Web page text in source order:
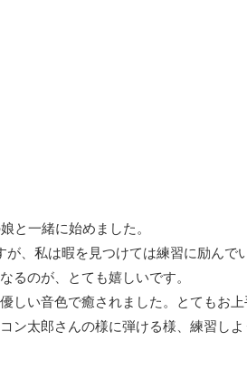
と一緒に始めました。
、私は暇を見つけては練習に励んで
るのが、とても嬉しいです。
しい音色で癒されました。とてもお上
ン太郎さんの様に弾ける様、練習しよ